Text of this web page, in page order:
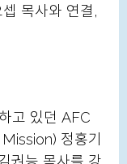
목사와 연결,
고 있던 AFC
정홍기